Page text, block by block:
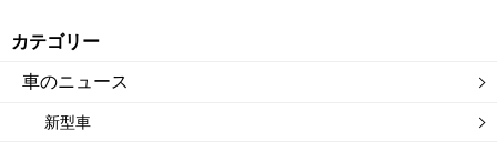
カテゴリー
車のニュース
新型車